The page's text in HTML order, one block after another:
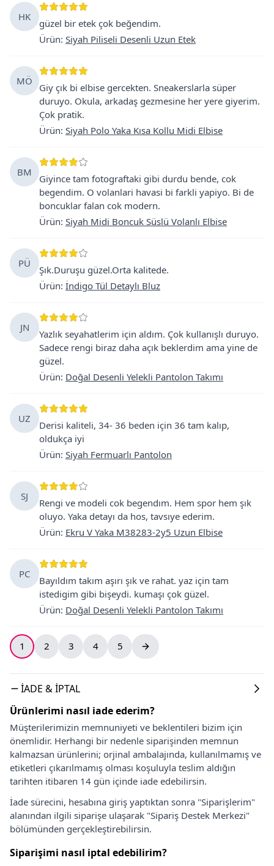
HK
güzel bir etek çok beğendim.
Ürün: Siyah Piliseli Desenli Uzun Etek
MÖ
Giy çık bi elbise gercekten. Sneakerslarla süper
duruyo. Okula, arkadaş gezmesine her yere giyerim.
Çok pratik.
Ürün: Siyah Polo Yaka Kısa Kollu Midi Elbise
BM
Giyince tam fotograftaki gibi durdu bende, cok
begendim. O volanlari havasi bi farkli yapiyo. Bi de
boncuklar falan cok modern.
Ürün: Siyah Midi Boncuk Süslü Volanlı Elbise
PÜ
Şık.Duruşu güzel.Orta kalitede.
Ürün: İndigo Tül Detaylı Bluz
JN
Yazlık seyahatlerim için aldım. Çok kullanışlı duruyo.
Sadece rengi biraz daha açık beklerdim ama yine de
güzel.
Ürün: Doğal Desenli Yelekli Pantolon Takımı
UZ
Derisi kaliteli, 34- 36 beden için 36 tam kalıp,
oldukça iyi
Ürün: Siyah Fermuarlı Pantolon
SJ
Rengi ve modeli cok begendım. Hem spor hem şık
oluyo. Yaka detayı da hos, tavsıye ederim.
Ürün: Ekru V Yaka M38283-2y5 Uzun Elbise
PC
Bayıldım takım aşırı şık ve rahat. yaz için tam
istedigim gibi bişeydi. kumaşı çok güzel.
Ürün: Doğal Desenli Yelekli Pantolon Takımı
1 2 3 4 5
İADE & İPTAL
Ürünlerimi nasıl iade ederim?
Müşterilerimizin memnuniyeti ve beklentileri bizim için
önemlidir. Herhangi bir nedenle siparişinden memnun
kalmazsan ürünlerini; orjinal ambalajında, kullanılmamış ve
etiketleri çıkarılmamış olması koşuluyla teslim aldığın
tarihten itibaren 14 gün içinde iade edebilirsin.
İade sürecini, hesabına giriş yaptıktan sonra "Siparişlerim"
alanından ilgili siparişe ulaşarak "Sipariş Destek Merkezi"
bölümünden gerçekleştirebilirsin.
Siparişimi nasıl iptal edebilirim?